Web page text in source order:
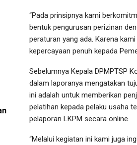
“Pada prinsipnya kami
bentuk pengurusan perizinan
peraturan yang ada. Karena
kepercayaan penuh kepada
Sebelumnya Kepala DPMPTSP
dalam laporanya mengatakan
ini adalah untuk memberikan
pelatihan kepada pelaku usaha
pelaporan LKPM secara online.
“Melalui kegiatan ini kami juga